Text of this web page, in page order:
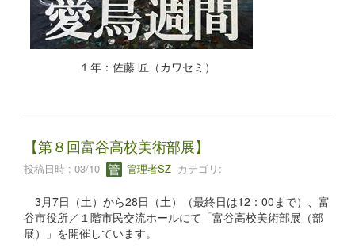
１年：佐藤 匠（カワセミ）
【第８回富谷高校美術部展】
投稿日時 : 03/10 管理者SZ カテゴリ:
3月7日（土）から28日（土）（最終日は12：00まで）、富
谷市役所／１階市民交流ホールにて「富谷高校美術部展（部
展）」を開催しています。